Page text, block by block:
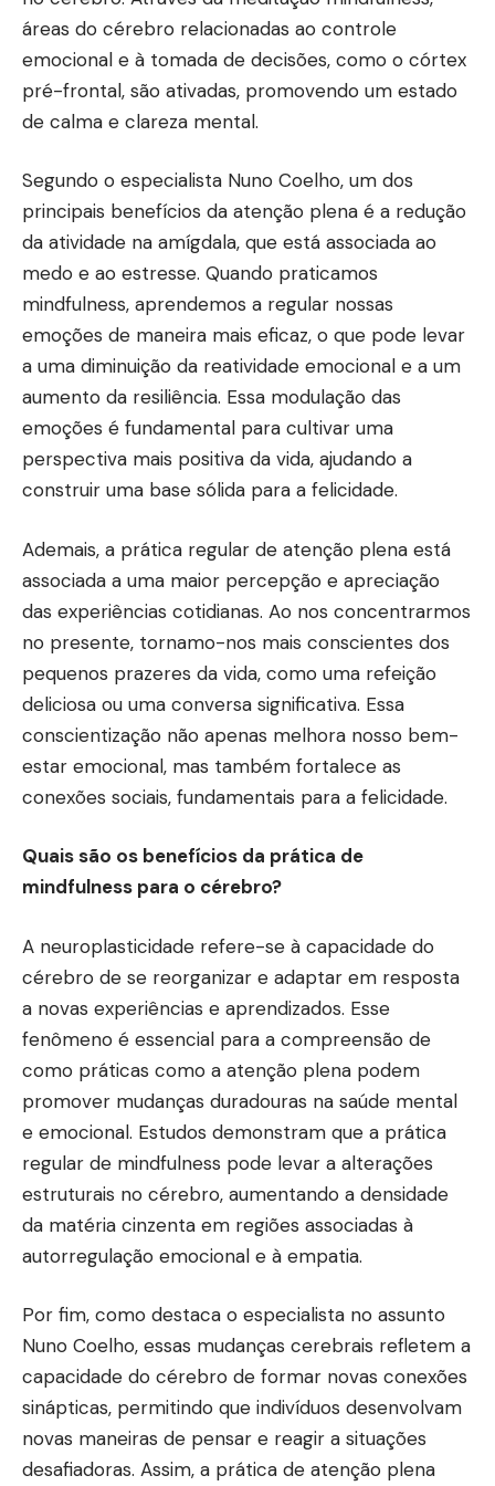
áreas do cérebro relacionadas ao controle
emocional e à tomada de decisões, como o córtex
pré-frontal, são ativadas, promovendo um estado
de calma e clareza mental.
Segundo o especialista Nuno Coelho, um dos
principais benefícios da atenção plena é a redução
da atividade na amígdala, que está associada ao
medo e ao estresse. Quando praticamos
mindfulness, aprendemos a regular nossas
emoções de maneira mais eficaz, o que pode levar
a uma diminuição da reatividade emocional e a um
aumento da resiliência. Essa modulação das
emoções é fundamental para cultivar uma
perspectiva mais positiva da vida, ajudando a
construir uma base sólida para a felicidade.
Ademais, a prática regular de atenção plena está
associada a uma maior percepção e apreciação
das experiências cotidianas. Ao nos concentrarmos
no presente, tornamo-nos mais conscientes dos
pequenos prazeres da vida, como uma refeição
deliciosa ou uma conversa significativa. Essa
conscientização não apenas melhora nosso bem-
estar emocional, mas também fortalece as
conexões sociais, fundamentais para a felicidade.
Quais são os benefícios da prática de
mindfulness para o cérebro?
A neuroplasticidade refere-se à capacidade do
cérebro de se reorganizar e adaptar em resposta
a novas experiências e aprendizados. Esse
fenômeno é essencial para a compreensão de
como práticas como a atenção plena podem
promover mudanças duradouras na saúde mental
e emocional. Estudos demonstram que a prática
regular de mindfulness pode levar a alterações
estruturais no cérebro, aumentando a densidade
da matéria cinzenta em regiões associadas à
autorregulação emocional e à empatia.
Por fim, como destaca o especialista no assunto
Nuno Coelho, essas mudanças cerebrais refletem a
capacidade do cérebro de formar novas conexões
sinápticas, permitindo que indivíduos desenvolvam
novas maneiras de pensar e reagir a situações
desafiadoras. Assim, a prática de atenção plena